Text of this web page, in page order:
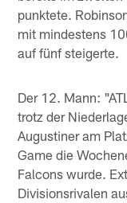
punktete.
mit mindestens
auf fünf steigerte.
Der 12. Mann:
trotz der
Augustiner am
Game die
Falcons wurde.
Divisionsrivalen